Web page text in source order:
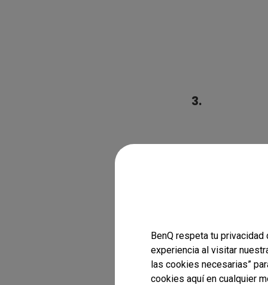
BenQ respeta tu
experiencia al visitar
las cookies necesarias”
cookies aquí en cualquier
3.